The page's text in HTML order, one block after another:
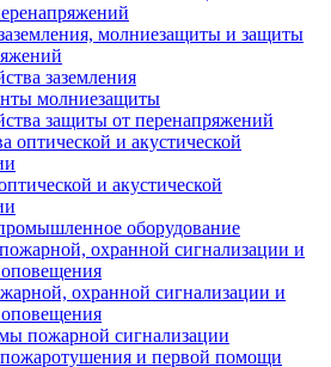
молниезащиты и защиты
заземления
молниезащиты
защиты от перенапряжений
и акустической
оборудование
охранной сигнализации и
пожарной сигнализации